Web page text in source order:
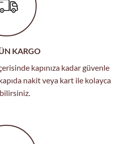
KARGO
kapınıza kadar güvenle
nakit veya kart ile kolayca